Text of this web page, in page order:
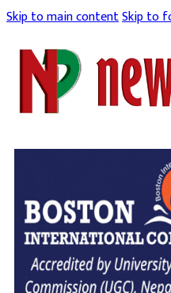
Skip to main contentSkip to